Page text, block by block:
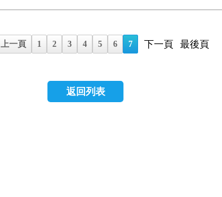
車鏡頭角度只看到正後方車子,二側還是會看不
爬文發現台灣廠商研發竟然有鏡頭可以做到180
180】相關的開箱文及心得 這個發文就算是造
先使用再分享給大家感想 接下來就是我的開箱
上一頁 1 2 3 4 5 6 7 下一頁 最後頁
返回列表